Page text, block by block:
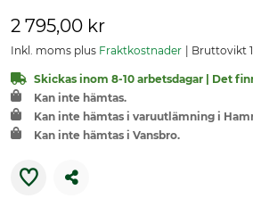
2 795,00 kr
Inkl. moms plus Fraktkostnader Bruttovikt
Skickas inom 8-10 arbetsdagar | Det
Kan inte hämtas.
Kan inte hämtas i varuutlämning i
Kan inte hämtas i Vansbro.